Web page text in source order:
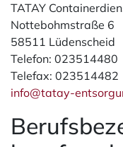
TATAY
Nottebohmstraße 6
58511 Lüdenscheid
Telefon: 023514480
Telefax: 023514482
info@tatay-